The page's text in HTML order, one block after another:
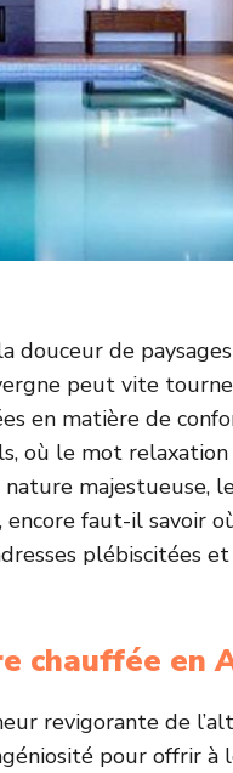
douceur de
peut vite
en matière de
où le mot
majestueuse,
encore faut-il savoir
plébiscitées
chauffée en
revigorante de
pour offrir